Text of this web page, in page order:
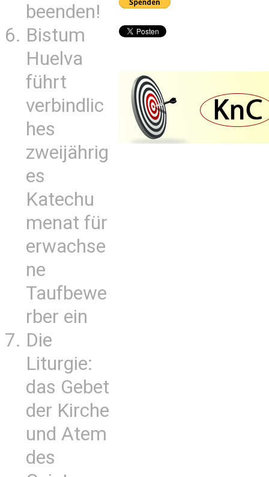
beenden!
Bistum
Huelva
führt
verbindlic
hes
zweijährig
es
Katechu
menat für
erwachse
ne
Taufbewe
rber ein
Die
Liturgie:
das Gebet
der Kirche
und Atem
des